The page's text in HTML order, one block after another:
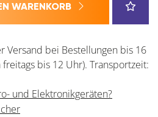
WARENKORB
Versand bei Bestellungen bis 16
bis 12 Uhr). Transportzeit:
und Elektronikgeräten?